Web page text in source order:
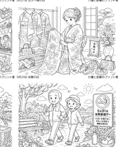
2026-05-14
2026-05-16